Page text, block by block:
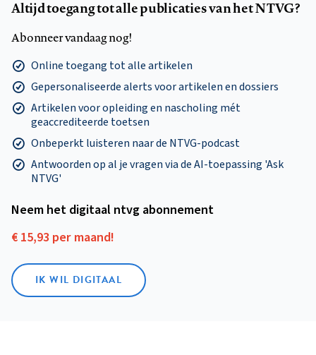
Altijd toegang tot alle publicaties van het NTVG?
Abonneer vandaag nog!
Online toegang tot alle artikelen
Gepersonaliseerde alerts voor artikelen en dossiers
Artikelen voor opleiding en nascholing mét
geaccrediteerde toetsen
Onbeperkt luisteren naar de NTVG-podcast
Antwoorden op al je vragen via de AI-toepassing 'Ask
NTVG'
Neem het digitaal ntvg abonnement
€ 15,93 per maand!
IK WIL DIGITAAL